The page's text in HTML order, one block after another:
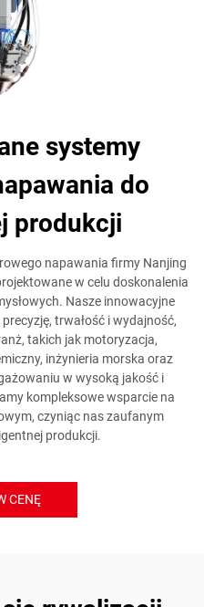
systemy
do
produkcji
napawania firmy Nanjing
w celu doskonalenia
Nasze innowacyjne
trwałość i wydajność,
takich jak motoryzacja,
inżynieria morska oraz
w wysoką jakość i
kompleksowe wsparcie na
czyniąc nas zaufanym
produkcji.
CENĘ